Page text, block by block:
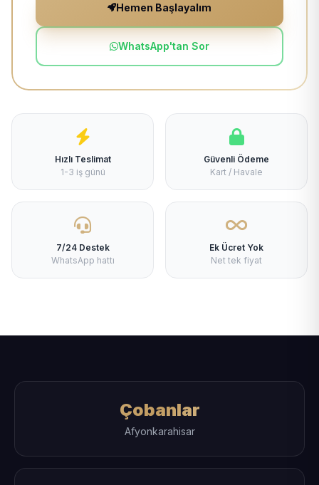
Hemen Başlayalım
WhatsApp'tan Sor
Hızlı Teslimat
1-3 iş günü
Güvenli Ödeme
Kart / Havale
7/24 Destek
WhatsApp hattı
Ek Ücret Yok
Net tek fiyat
Çobanlar
Afyonkarahisar